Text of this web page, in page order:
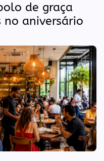
de graça
no aniversário